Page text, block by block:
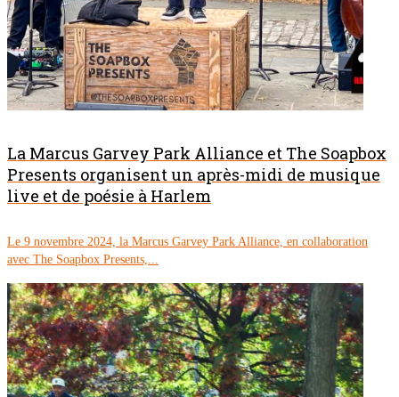
La Marcus Garvey Park Alliance et The Soapbox
Presents organisent un après-midi de musique
live et de poésie à Harlem
Le 9 novembre 2024, la Marcus Garvey Park Alliance, en collaboration
avec The Soapbox Presents,...